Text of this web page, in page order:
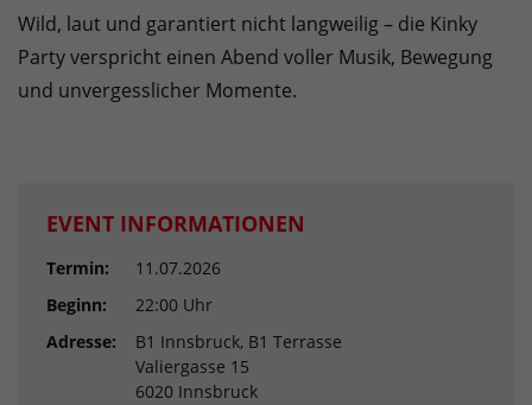
Wild, laut und garantiert nicht langweilig – die Kinky
Party verspricht einen Abend voller Musik, Bewegung
und unvergesslicher Momente.
EVENT INFORMATIONEN
Termin:
11.07.2026
Beginn:
22:00 Uhr
Adresse:
B1 Innsbruck, B1 Terrasse
Valiergasse 15
6020 Innsbruck